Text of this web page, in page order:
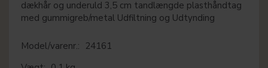
dækhår og underuld 3,5 cm tandlængde plasthåndtag
med gummigreb/metal Udfiltning og Udtynding
Model/varenr.: 24161